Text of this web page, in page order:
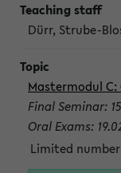
Dürr, Strube-
Mastermodul
Final Seminar:
Oral Exams:
Limited